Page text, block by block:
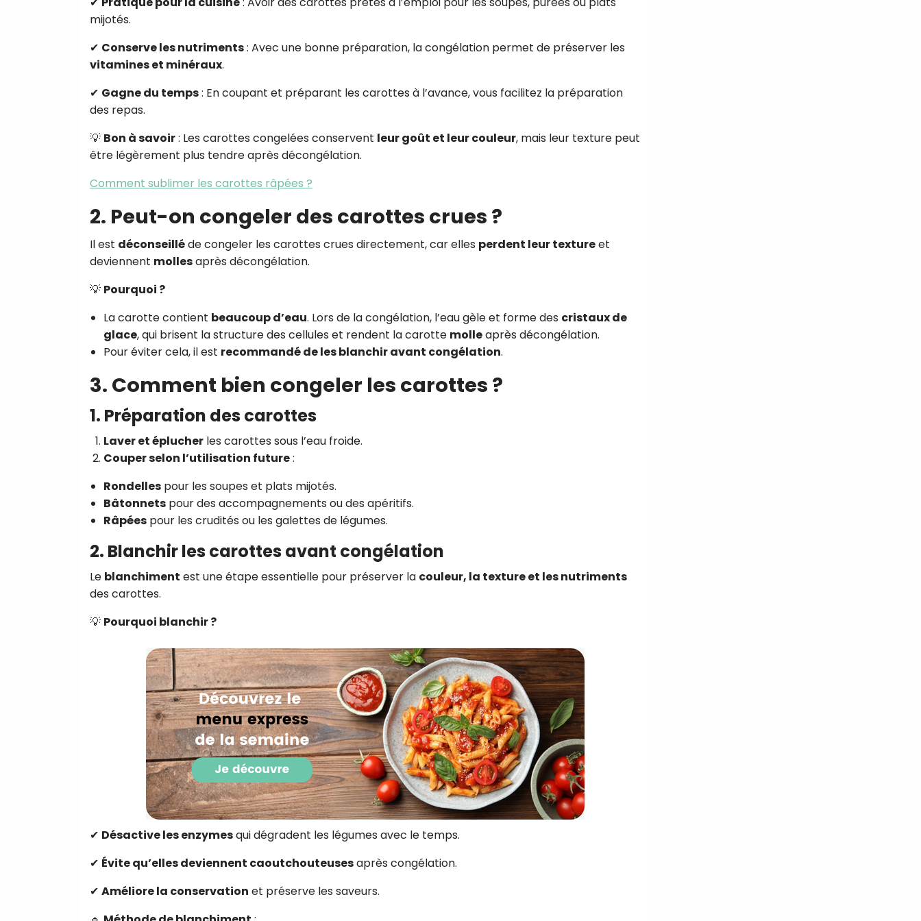
mijotés.
✔ Conserve les nutriments: Avec une bonne préparation, la congélation permet de préserver les
vitamines et minéraux.
✔ Gagne du temps: En coupant et préparant les carottes à l’avance, vous facilitez la préparation
des repas.
💡 Bon à savoir: Les carottes congelées conservent leur goût et leur couleur, mais leur texture peut
être légèrement plus tendre après décongélation.
Comment sublimer les carottes râpées ?
2. Peut-on congeler des carottes crues ?
Il est déconseilléde congeler les carottes crues directement, car elles perdent leur textureet
deviennent mollesaprès décongélation.
💡 Pourquoi ?
La carotte contient beaucoup d’eau. Lors de la congélation, l’eau gèle et forme des cristaux de
glace, qui brisent la structure des cellules et rendent la carotte molleaprès décongélation.
Pour éviter cela, il est recommandé de les blanchir avant congélation.
3. Comment bien congeler les carottes ?
1. Préparation des carottes
Laver et éplucher les carottes sous l’eau froide.
Couper selon l’utilisation future:
Rondelles pour les soupes et plats mijotés.
Bâtonnets pour des accompagnements ou des apéritifs.
Râpées pour les crudités ou les galettes de légumes.
2. Blanchir les carottes avant congélation
Le blanchiment est une étape essentielle pour préserver la couleur, la texture et les nutriments
des carottes.
💡 Pourquoi blanchir ?
✔ Désactive les enzymesqui dégradent les légumes avec le temps.
✔ Évite qu’elles deviennent caoutchouteusesaprès congélation.
✔ Améliore la conservation et préserve les saveurs.